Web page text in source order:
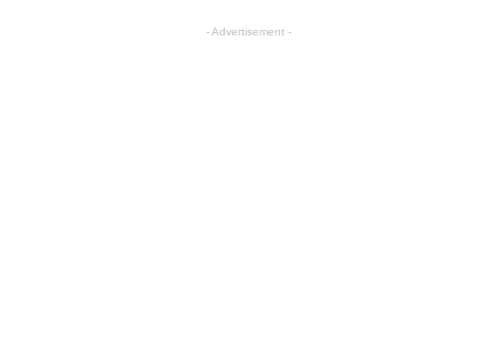
- Advertisement -